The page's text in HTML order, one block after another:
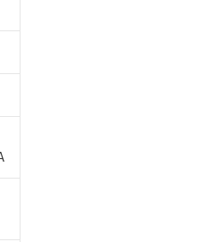
ことをご了承ください。
タに基づき作成されるも
あることをご了承くださ
ムロン制御機器販売店・
中の商品です。
やむを得ず変更すること
1000ppm以下、フタル酸ジブチ
エーテル類) : 1000ppm、
務取引許可)を取得する
いよう必要な手段を講じ
器並びにこれらの製造装